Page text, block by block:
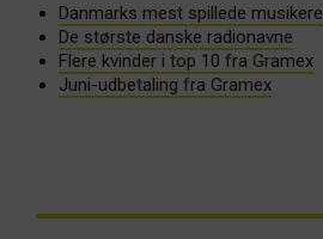
Danmarks mest spillede musikere
De største danske radionavne
Flere kvinder i top 10 fra Gramex
Juni-udbetaling fra Gramex